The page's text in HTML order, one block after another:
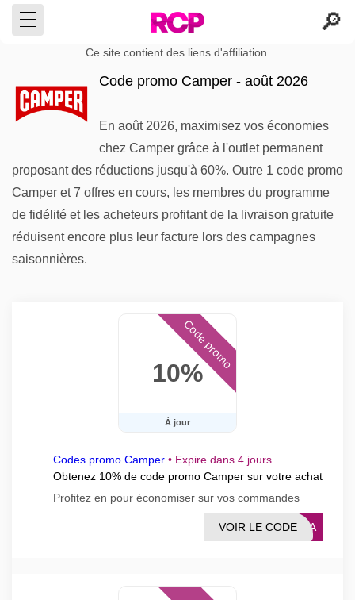
Ce site contient des liens d'affiliation.
Code promo Camper - août 2026
En août 2026, maximisez vos économies
chez Camper grâce à l'outlet permanent
proposant des réductions jusqu'à 60%. Outre 1 code promo
Camper et 7 offres en cours, les membres du programme
de fidélité et les acheteurs profitant de la livraison gratuite
réduisent encore plus leur facture lors des campagnes
saisonnières.
10%
À jour
Code promo
Codes promo Camper • Expire dans 4 jours
Obtenez 10% de code promo Camper sur votre achat
Profitez en pour économiser sur vos commandes
147A
VOIR LE CODE